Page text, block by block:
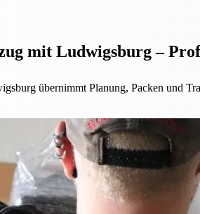
mit Ludwigsburg –
übernimmt Planung, Packen und